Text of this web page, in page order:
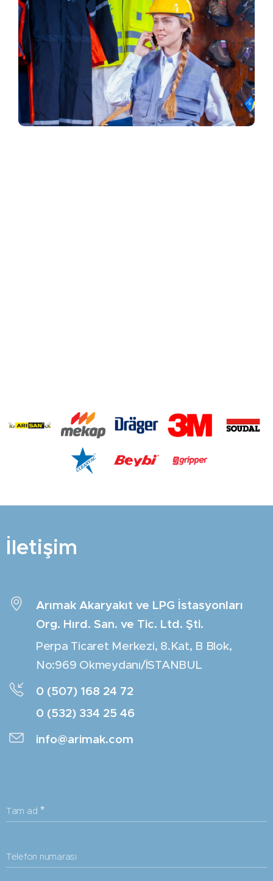
İletişim
Arımak Akaryakıt ve LPG İstasyonları
Org. Hırd. San. ve Tic. Ltd. Şti.
Perpa Ticaret Merkezi, 8.Kat, B Blok,
No:969 Okmeydanı/İSTANBUL
0 (507) 168 24 72
0 (532) 334 25 46
info@arimak.com
Tam ad
Telefon numarası